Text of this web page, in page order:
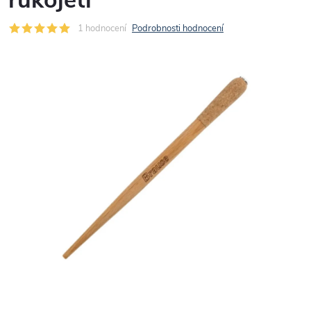
1 hodnocení Podrobnosti hodnocení